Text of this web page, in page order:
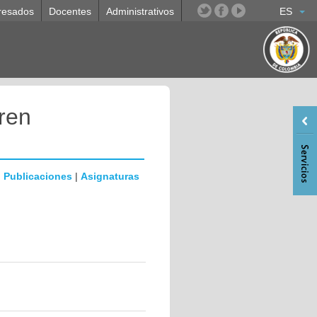
ES
Docentes Administrativos
Publicaciones | Asignaturas